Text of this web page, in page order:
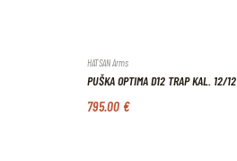
HATSAN Arms
PUŠKA OPTIMA D12 TRAP KAL. 12/12
795.00 €